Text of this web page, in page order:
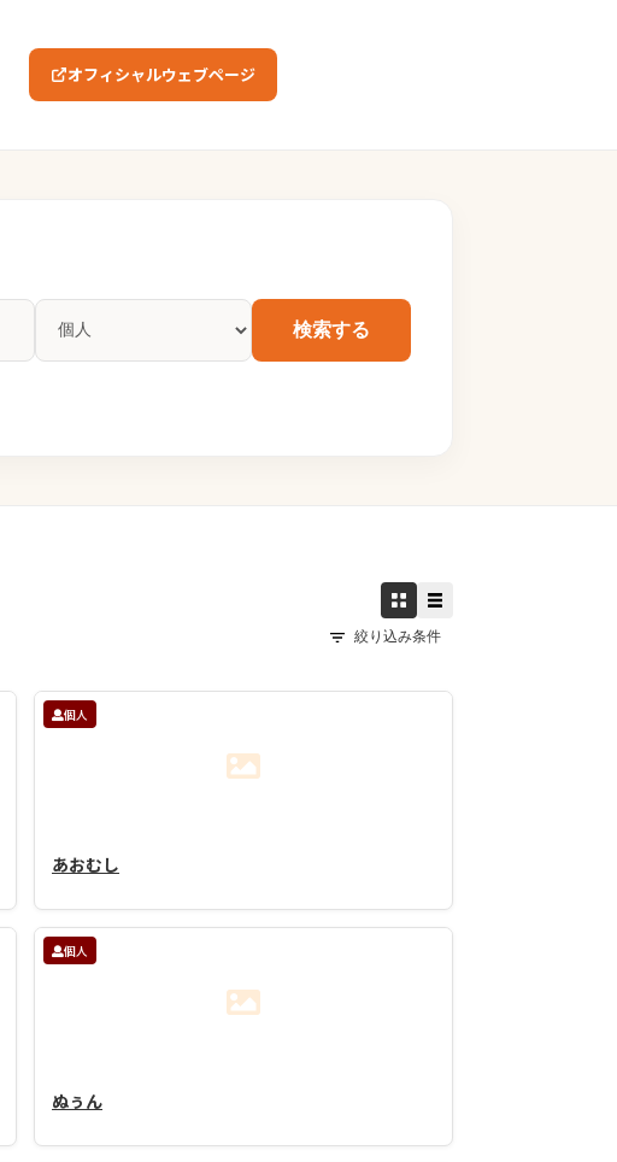
オフィシャルウェブページ
検索する
絞り込み条件
個人
あおむし
個人
ぬぅん